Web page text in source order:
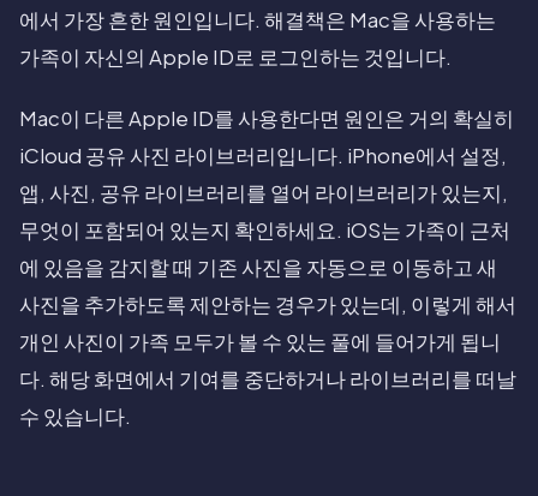
에서 가장 흔한 원인입니다. 해결책은 Mac을 사용하는
가족이 자신의 Apple ID로 로그인하는 것입니다.
Mac이 다른 Apple ID를 사용한다면 원인은 거의 확실히
iCloud 공유 사진 라이브러리입니다. iPhone에서 설정,
앱, 사진, 공유 라이브러리를 열어 라이브러리가 있는지,
무엇이 포함되어 있는지 확인하세요. iOS는 가족이 근처
에 있음을 감지할 때 기존 사진을 자동으로 이동하고 새
사진을 추가하도록 제안하는 경우가 있는데, 이렇게 해서
개인 사진이 가족 모두가 볼 수 있는 풀에 들어가게 됩니
다. 해당 화면에서 기여를 중단하거나 라이브러리를 떠날
수 있습니다.